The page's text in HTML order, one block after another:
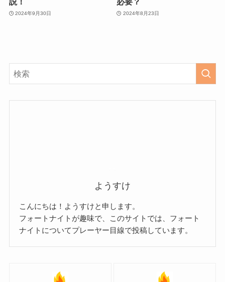
2024年9月30日 2024年8月23日
ようすけ
こんにちは！ようすけと申します。
フォートナイトが趣味で、このサイトでは、フォート
ナイトについてプレーヤー目線で投稿しています。